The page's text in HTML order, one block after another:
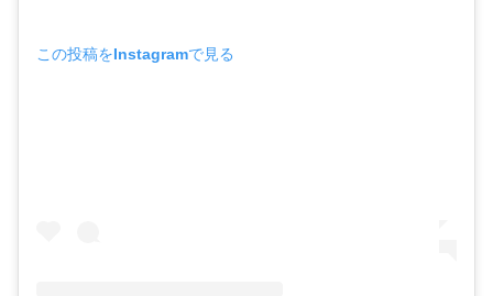
この投稿をInstagramで見る